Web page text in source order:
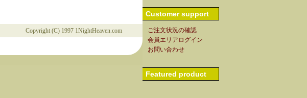
Copyright (C) 1997 1NightHeaven.com
Customer support
ご注文状況の確認
会員エリアログイン
お問い合わせ
Featured product